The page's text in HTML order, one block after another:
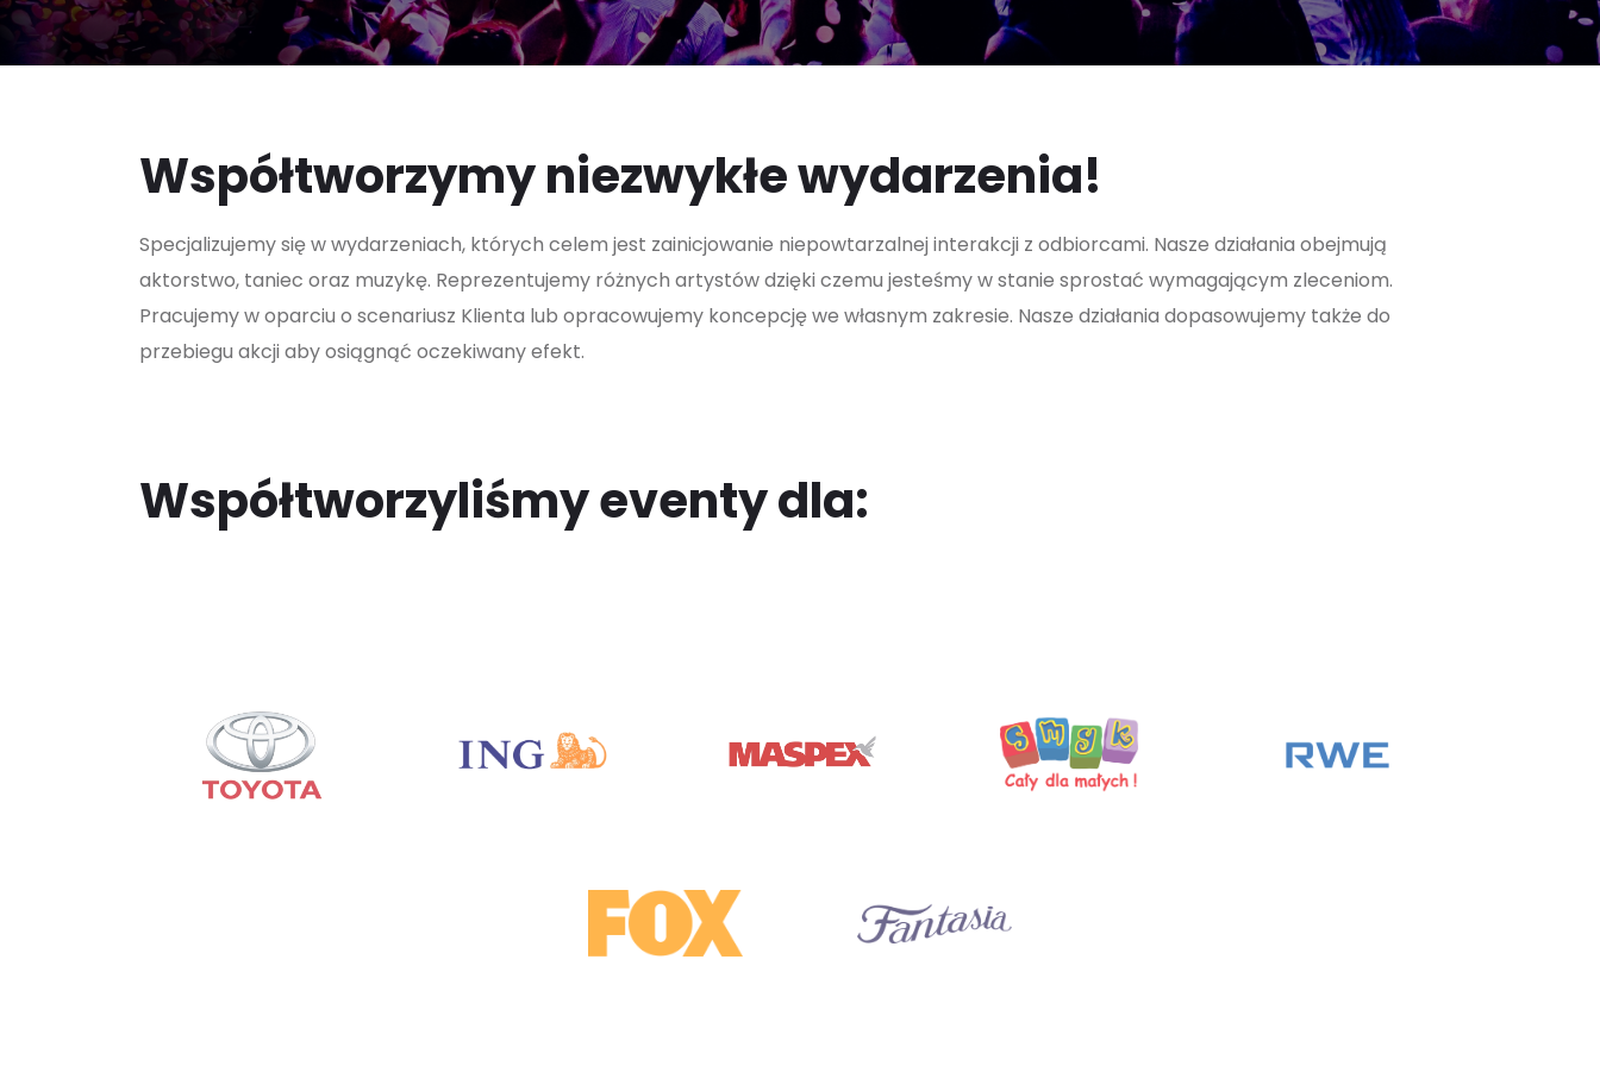
Współtworzymy niezwykłe wydarzenia!
Specjalizujemy się w wydarzeniach, których celem jest zainicjowanie niepowtarzalnej interakcji z odbiorcami. Nasze działania obejmują
aktorstwo, taniec oraz muzykę. Reprezentujemy różnych artystów dzięki czemu jesteśmy w stanie sprostać wymagającym zleceniom.
Pracujemy w oparciu o scenariusz Klienta lub opracowujemy koncepcję we własnym zakresie. Nasze działania dopasowujemy także do
przebiegu akcji aby osiągnąć oczekiwany efekt.
Współtworzyliśmy eventy dla: